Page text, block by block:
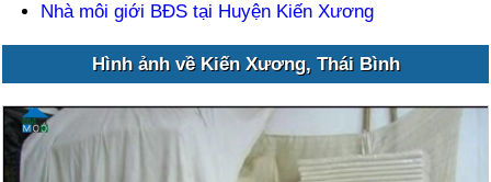
Nhà môi giới BĐS tại Huyện Kiến Xương
Hình ảnh về Kiến Xương, Thái Bình